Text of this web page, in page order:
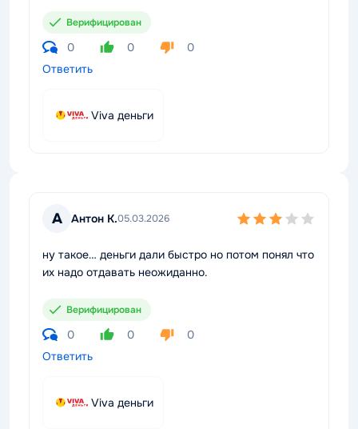
Верифицирован
0 0
0
Ответить
Viva деньги
А Антон К.05.03.2026
ну такое… деньги дали быстро но потом понял что
их надо отдавать неожиданно.
Верифицирован
0 0
0
Ответить
Viva деньги